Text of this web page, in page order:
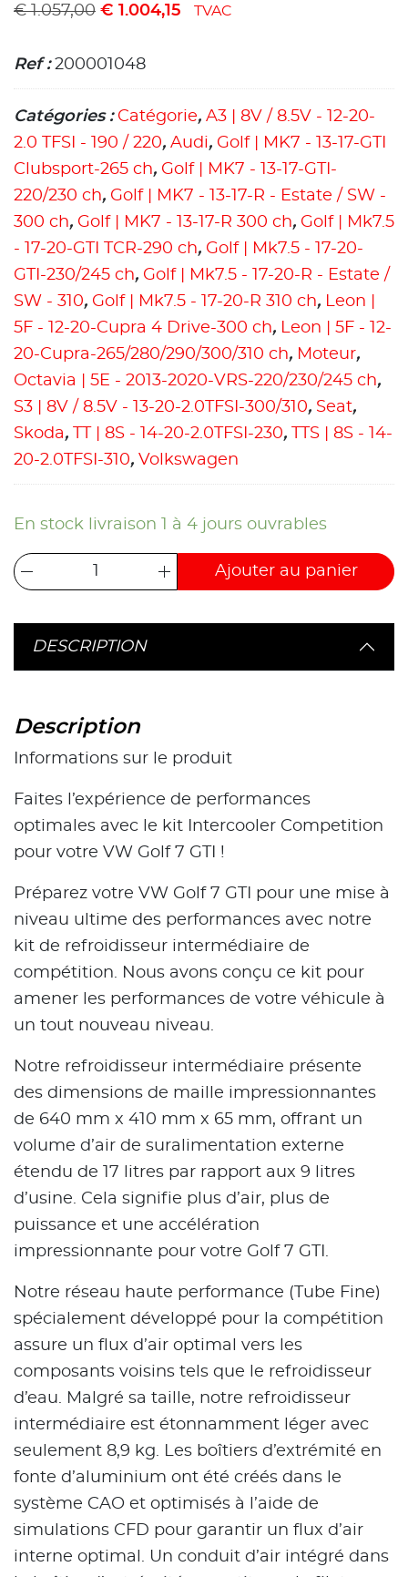
€1.057,00 € 1.004,15 TVAC
Ref :200001048
Catégories : Catégorie, A3 | 8V / 8.5V - 12-20-
2.0 TFSI - 190 / 220, Audi, Golf | MK7 - 13-17-GTI
Clubsport-265 ch, Golf | MK7 - 13-17-GTI-
220/230 ch, Golf | MK7 - 13-17-R - Estate / SW -
300 ch, Golf | MK7 - 13-17-R 300 ch, Golf | Mk7.5
- 17-20-GTI TCR-290 ch, Golf | Mk7.5 - 17-20-
GTI-230/245 ch, Golf | Mk7.5 - 17-20-R - Estate /
SW - 310, Golf | Mk7.5 - 17-20-R 310 ch, Leon |
5F - 12-20-Cupra 4 Drive-300 ch, Leon | 5F - 12-
20-Cupra-265/280/290/300/310 ch, Moteur,
Octavia | 5E - 2013-2020-VRS-220/230/245 ch,
S3 | 8V / 8.5V - 13-20-2.0TFSI-300/310, Seat,
Skoda, TT | 8S - 14-20-2.0TFSI-230,
TTS | 8S - 14-
20-2.0TFSI-310, Volkswagen
En stock livraison 1 à 4 jours ouvrables
Ajouter au panier
DESCRIPTION
Description
Informations sur le produit
Faites l’expérience de performances
optimales avec le kit Intercooler Competition
pour votre VW Golf 7 GTI !
Préparez votre VW Golf 7 GTI pour une mise à
niveau ultime des performances avec notre
kit de refroidisseur intermédiaire de
compétition. Nous avons conçu ce kit pour
amener les performances de votre véhicule à
un tout nouveau niveau.
Notre refroidisseur intermédiaire présente
des dimensions de maille impressionnantes
de 640 mm x 410 mm x 65 mm, offrant un
volume d’air de suralimentation externe
étendu de 17 litres par rapport aux 9 litres
d’usine. Cela signifie plus d’air, plus de
puissance et une accélération
impressionnante pour votre Golf 7 GTI.
Notre réseau haute performance (Tube Fine)
spécialement développé pour la compétition
assure un flux d’air optimal vers les
composants voisins tels que le refroidisseur
d’eau. Malgré sa taille, notre refroidisseur
intermédiaire est étonnamment léger avec
seulement 8,9 kg. Les boîtiers d’extrémité en
fonte d’aluminium ont été créés dans le
système CAO et optimisés à l’aide de
simulations CFD pour garantir un flux d’air
interne optimal. Un conduit d’air intégré dans